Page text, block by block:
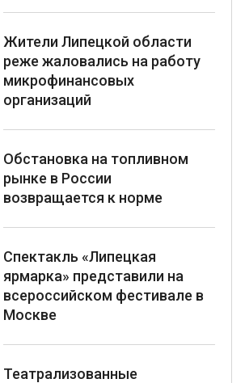
Жители Липецкой области
реже жаловались на работу
микрофинансовых
организаций
Обстановка на топливном
рынке в России
возвращается к норме
Спектакль «Липецкая
ярмарка» представили на
всероссийском фестивале в
Москве
Театрализованные